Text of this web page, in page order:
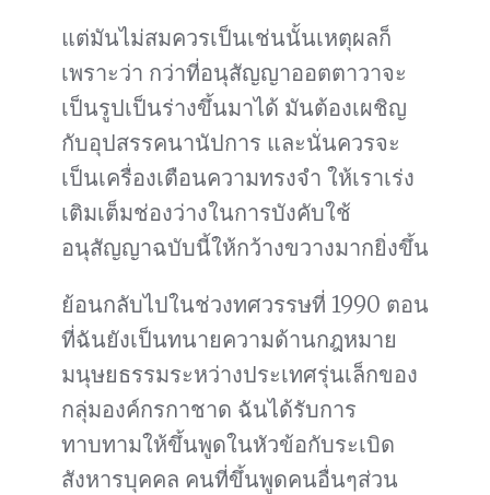
แต่มันไม่สมควรเป็นเช่นนั้นเหตุผลก็
เพราะว่า กว่าที่อนุสัญญาออตตาวาจะ
เป็นรูปเป็นร่างขึ้นมาได้ มันต้องเผชิญ
กับอุปสรรคนานัปการ และนั่นควรจะ
เป็นเครื่องเตือนความทรงจำ ให้เราเร่ง
เติมเต็มช่องว่างในการบังคับใช้
อนุสัญญาฉบับนี้ให้กว้างขวางมากยิ่งขึ้น
ย้อนกลับไปในช่วงทศวรรษที่ 1990 ตอน
ที่ฉันยังเป็นทนายความด้านกฎหมาย
มนุษยธรรมระหว่างประเทศรุ่นเล็กของ
กลุ่มองค์กรกาชาด ฉันได้รับการ
ทาบทามให้ขึ้นพูดในหัวข้อกับระเบิด
สังหารบุคคล คนที่ขึ้นพูดคนอื่นๆส่วน